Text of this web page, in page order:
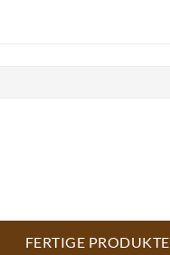
FERTIGE PRODUKTE